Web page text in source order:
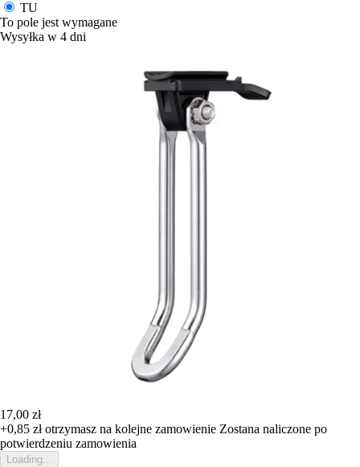
TU
To pole jest wymagane
Wysyłka w 4 dni
17,00 zł
+0,85 złotrzymasz na kolejne zamowienie Zostana naliczone po
potwierdzeniu zamowienia
Loading...